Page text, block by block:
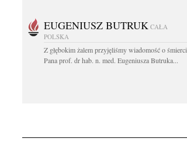
EUGENIUSZ BUTRUK CAŁA
POLSKA
Z głębokim żalem przyjęliśmy wiadomość o śmierci
Pana prof. dr hab. n. med. Eugeniusza Butruka...